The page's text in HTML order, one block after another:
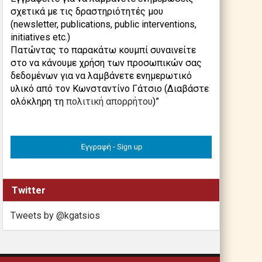
σχετικά με τις δραστηριότητές μου
(newsletter, publications, public interventions,
initiatives etc.)
Πατώντας το παρακάτω κουμπί συναινείτε
στο να κάνουμε χρήση των προσωπικών σας
δεδομένων για να λαμβάνετε ενημερωτικό
υλικό από τον Κωνσταντίνο Γάτσιο (Διαβάστε
ολόκληρη τη πολιτική απορρήτου)”
Twitter
Tweets by @kgatsios